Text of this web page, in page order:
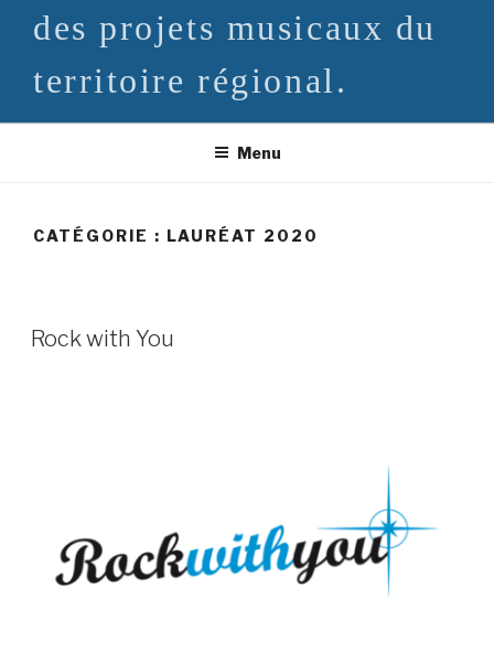
des projets musicaux du
territoire régional.
Menu
CATÉGORIE : LAURÉAT 2020
Rock with You